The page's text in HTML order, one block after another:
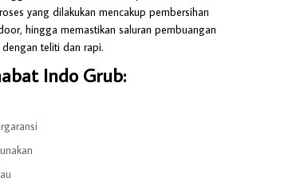
yang dilakukan mencakup pembersihan
hingga memastikan saluran pembuangan
teliti dan rapi.
Indo Grub: